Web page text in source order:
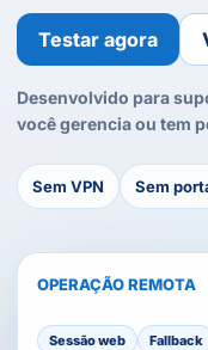
Testar agora
Desenvolvido para
você gerencia ou tem
Sem VPN Sem
OPERAÇÃO REMOTA
Sessão web Fallback